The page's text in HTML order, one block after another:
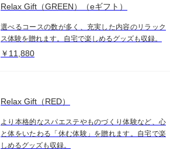
Relax Gift（GREEN）（eギフト）
選べるコースの数が多く、充実した内容のリラック
ス体験を贈れます。自宅で楽しめるグッズも収録。
￥11,880
Relax Gift（RED）
より本格的なスパエステやものづくり体験など、心
と体をいたわる「休む体験」を贈れます。自宅で楽
しめるグッズも収録。